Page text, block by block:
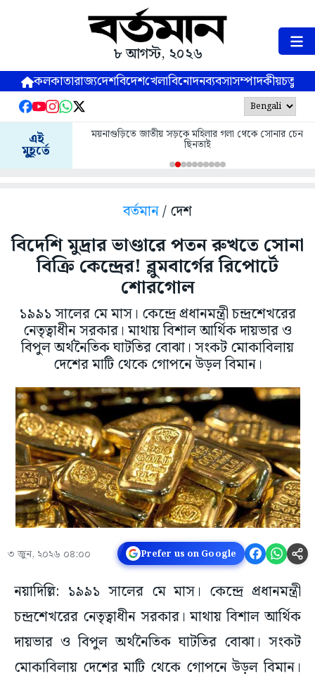
৮ আগস্ট, ২০২৬
কলকাতারাজ্যদেশবিদেশখেলাবিনোদনব্যবসাসম্পাদকীয়
এই
মুহূর্তে
ময়নাগুড়িতে জাতীয় সড়কে মহিলার গলা থেকে সোনার চেন
ছিনতাই
বর্তমান/ দেশ
বিদেশি মুদ্রার ভাণ্ডারে পতন রুখতে সোনা
বিক্রি কেন্দ্রের! ব্লুমবার্গের রিপোর্টে
শোরগোল
১৯৯১ সালের মে মাস। কেন্দ্রে প্রধানমন্ত্রী চন্দ্রশেখরের
নেতৃত্বাধীন সরকার। মাথায় বিশাল আর্থিক দায়ভার ও
বিপুল অর্থনৈতিক ঘাটতির বোঝা। সংকট মোকাবিলায়
দেশের মাটি থেকে গোপনে উড়ল বিমান।
৩ জুন, ২০২৬ ০৪:০০ Prefer us on Google
নয়াদিল্লি: ১৯৯১ সালের মে মাস। কেন্দ্রে প্রধানমন্ত্রী
চন্দ্রশেখরের নেতৃত্বাধীন সরকার। মাথায় বিশাল আর্থিক
দায়ভার ও বিপুল অর্থনৈতিক ঘাটতির বোঝা। সংকট
মোকাবিলায় দেশের মাটি থেকে গোপনে উড়ল বিমান।